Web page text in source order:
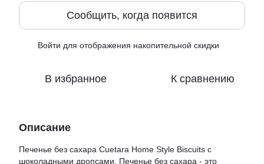
Сообщить, когда появится
Войти для отображения накопительной скидки
В избранное К сравнению
Описание
Печенье без сахара Cuetara Home Style Biscuits с
шоколадными дропсами. Печенье без сахара - это